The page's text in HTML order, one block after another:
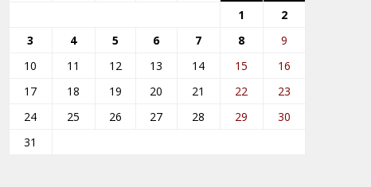
1
2
3
4 5 6 7 8
9
10
11 12 13 14 15
16
17
18 19 20 21 22
23
24
25 26 27 28 29
30
31